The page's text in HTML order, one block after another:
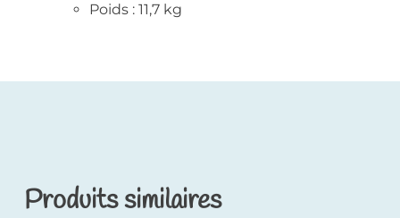
Poids : 11,7 kg
Produits similaires